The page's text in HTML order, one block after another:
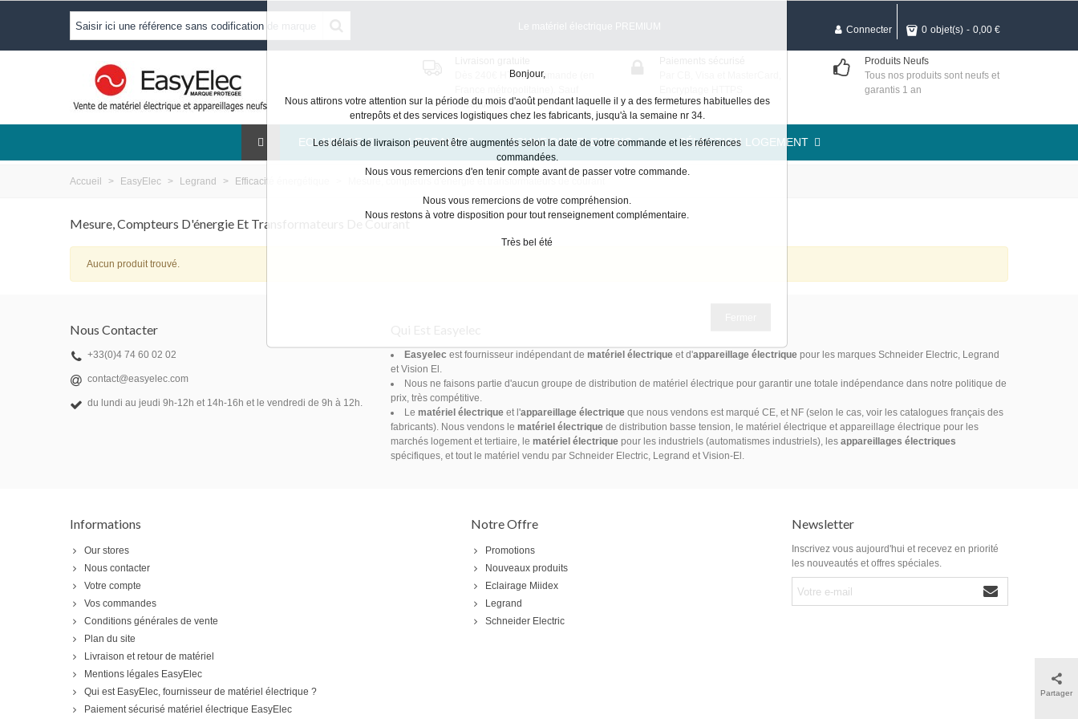
Le matériel électrique PREMIUM Connecter 0 objet(s) - 0,00 €
Dès 240€ HT de commande (en
exceptions.
Produits Neufs
Tous nos produits sont neufs et
garantis 1 an
ECLAIRAGE LEGRAND SCHNEIDER ELECTRIC SÉLECTION LOGEMENT
Accueil > EasyElec > Legrand > Efficacité énergétique
Mesure, Compteurs D'énergie Et Transformateurs De Courant
Aucun produit trouvé.
Nous Contacter
+33(0)4 74 60 02 02
contact@easyelec.com
du lundi au jeudi 9h-12h et 14h-16h et le vendredi de 9h à 12h.
Easyelec est fournisseur indépendant de matériel électriqueet d'appareillage électriquepour les marques Schneider Electric, Legrand
et Vision El.
Nous ne faisons partie d'aucun groupe de distribution de matériel électrique pour garantir une totale indépendance dans notre politique de
prix, très compétitive.
Le matériel électriqueet l'appareillage électriqueque nous vendons est marqué CE, et NF (selon le cas, voir les catalogues français des
fabricants). Nous vendons le matériel électriquede distribution basse tension, le matériel électrique et appareillage électrique pour les
marchés logement et tertiaire, le matériel électriquepour les industriels (automatismes industriels), les appareillages électriques
spécifiques, et tout le matériel vendu par Schneider Electric, Legrand et Vision-El.
Informations
Our stores
Nous contacter
Votre compte
Vos commandes
Conditions générales de vente
Plan du site
Livraison et retour de matériel
Mentions légales EasyElec
Qui est EasyElec, fournisseur de matériel électrique ?
Paiement sécurisé matériel électrique EasyElec
Notre Offre
Promotions
Nouveaux produits
Eclairage Miidex
Legrand
Schneider Electric
Newsletter
Inscrivez vous aujourd'hui et recevez en priorité
les nouveautés et offres spéciales.
Partager
Bonjour,
Nous attirons votre attention sur la période du mois d'août pendant laquelle il y a des fermetures habituelles des
entrepôts et des services logistiques chez les fabricants, jusqu'à la semaine nr 34.
Les délais de livraison peuvent être augmentés selon la date de votre commande et les références
commandées.
Nous vous remercions d'en tenir compte avant de passer votre commande.
Nous vous remercions de votre compréhension.
Nous restons à votre disposition pour tout renseignement complémentaire.
Très bel été